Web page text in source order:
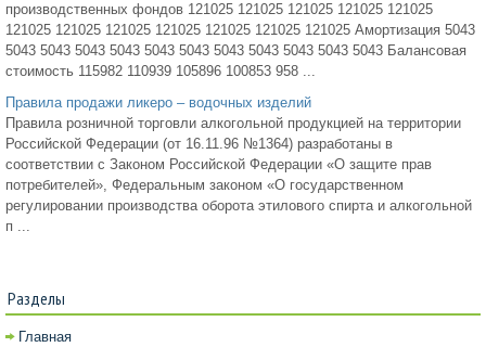
производственных фондов 121025 121025 121025 121025 121025
121025 121025 121025 121025 121025 121025 121025 Амортизация 5043
5043 5043 5043 5043 5043 5043 5043 5043 5043 5043 5043 Балансовая
стоимость 115982 110939 105896 100853 958 ...
Правила продажи ликеро – водочных изделий
Правила розничной торговли алкогольной продукцией на территории
Российской Федерации (от 16.11.96 №1364) разработаны в
соответствии с Законом Российской Федерации «О защите прав
потребителей», Федеральным законом «О государственном
регулировании производства оборота этилового спирта и алкогольной
п ...
Разделы
Главная